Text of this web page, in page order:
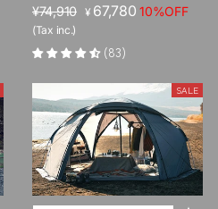
販
売
価
格
¥74,910 セ
ル
価
格
¥ 67,78010%OFF
(Tax inc.)
(83)
SALE